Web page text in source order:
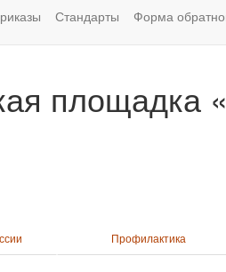
Стандарты Форма
площадка
Профилактика